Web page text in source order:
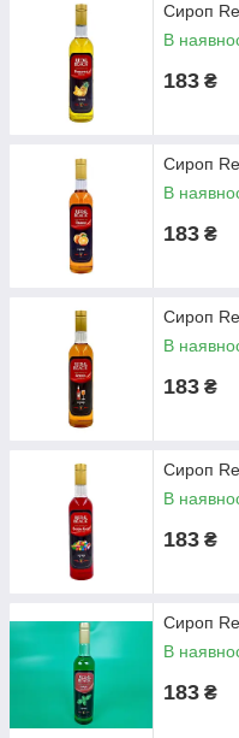
Сироп
В
183 ₴
Сироп
В
183 ₴
Сироп
В
183 ₴
Сироп
В
183 ₴
Сироп
В
183 ₴